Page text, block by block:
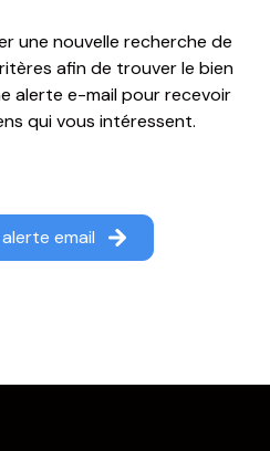
une nouvelle recherche de
afin de trouver le bien
alerte e-mail pour recevoir
qui vous intéressent.
email